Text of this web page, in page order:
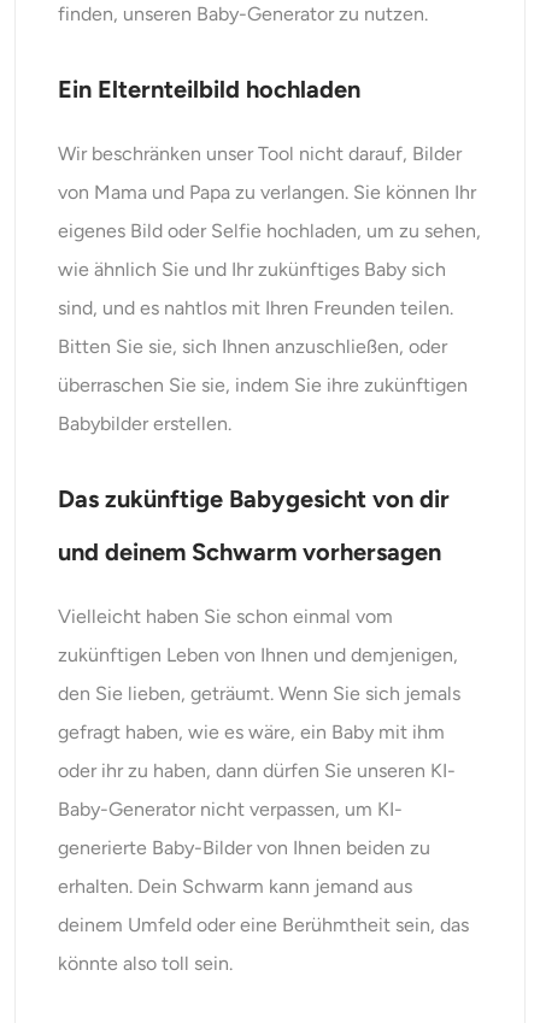
finden, unseren Baby-Generator zu nutzen.
Ein Elternteilbild hochladen
Wir beschränken unser Tool nicht darauf, Bilder
von Mama und Papa zu verlangen. Sie können Ihr
eigenes Bild oder Selfie hochladen, um zu sehen,
wie ähnlich Sie und Ihr zukünftiges Baby sich
sind, und es nahtlos mit Ihren Freunden teilen.
Bitten Sie sie, sich Ihnen anzuschließen, oder
überraschen Sie sie, indem Sie ihre zukünftigen
Babybilder erstellen.
Das zukünftige Babygesicht von dir
und deinem Schwarm vorhersagen
Vielleicht haben Sie schon einmal vom
zukünftigen Leben von Ihnen und demjenigen,
den Sie lieben, geträumt. Wenn Sie sich jemals
gefragt haben, wie es wäre, ein Baby mit ihm
oder ihr zu haben, dann dürfen Sie unseren KI-
Baby-Generator nicht verpassen, um KI-
generierte Baby-Bilder von Ihnen beiden zu
erhalten. Dein Schwarm kann jemand aus
deinem Umfeld oder eine Berühmtheit sein, das
könnte also toll sein.